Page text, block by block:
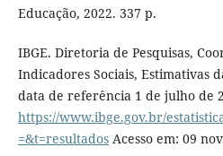
Educação, 2022. 337 p.
IBGE. Diretoria de Pesquisas,
Indicadores Sociais, Estimativas
data de referência 1 de julho de
https://www.ibge.gov.br/
=&t=resultadosAcesso em: 09